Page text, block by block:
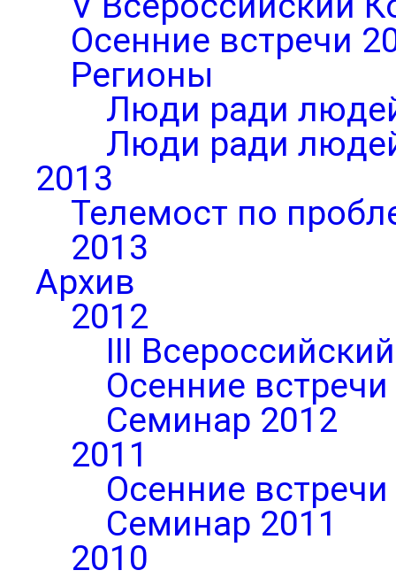
Осенние встречи
Регионы
Люди ради
Люди ради
2013
Телемост по
2013
Архив
2012
III
Осенние
Семинар 2012
2011
Осенние
Семинар 2011
2010